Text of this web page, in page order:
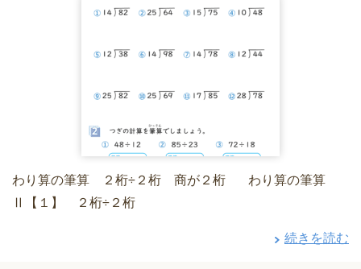
わり算の筆算 ２桁÷２桁 商が２桁 わり算の筆算
Ⅱ【１】 ２桁÷２桁
続きを読む